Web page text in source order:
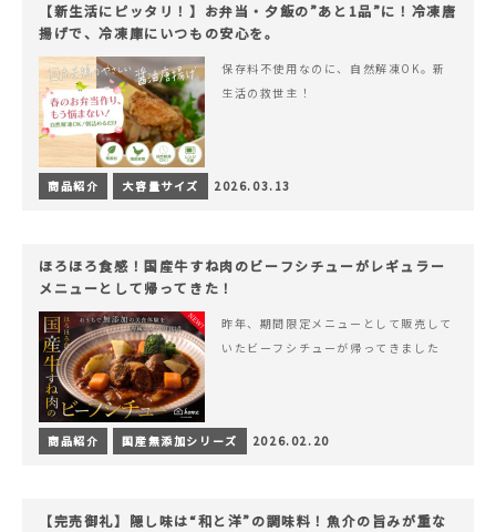
【新生活にピッタリ！】お弁当・夕飯の”あと1品”に！冷凍唐
揚げで、冷凍庫にいつもの安心を。
保存料不使用なのに、自然解凍OK。新
生活の救世主！
商品紹介 大容量サイズ 2026.03.13
ほろほろ食感！国産牛すね肉のビーフシチューがレギュラー
メニューとして帰ってきた！
昨年、期間限定メニューとして販売して
いたビーフシチューが帰ってきました
商品紹介 国産無添加シリーズ 2026.02.20
【完売御礼】隠し味は“和と洋”の調味料！魚介の旨みが重な